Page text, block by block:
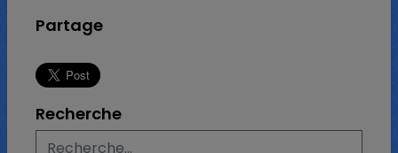
Partage
Recherche